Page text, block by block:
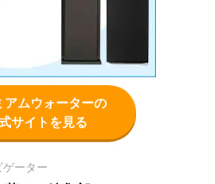
アムウォーターの
サイトを見る
ーター